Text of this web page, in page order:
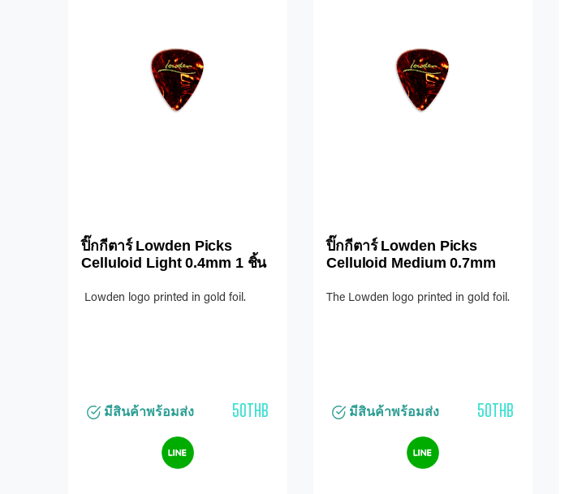
ปิ๊กกีตาร์ Lowden Picks
Celluloid Light 0.4mm 1 ชิ้น
Lowden logo printed in gold foil.
มีสินค้าพร้อมส่ง 50THB
ปิ๊กกีตาร์ Lowden Picks
Celluloid Medium 0.7mm
The Lowden logo printed in gold foil.
มีสินค้าพร้อมส่ง 50THB